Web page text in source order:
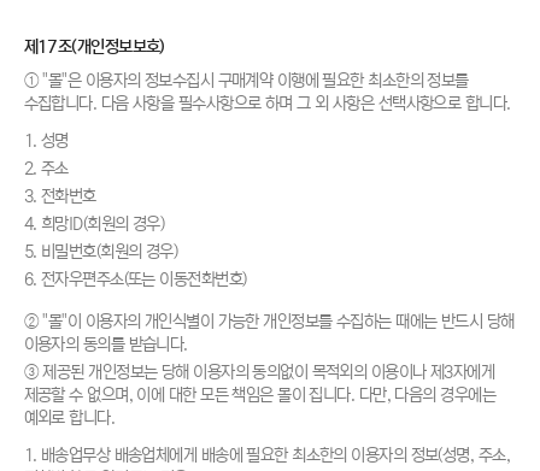
제17조(개인정보보호)
① "몰"은 이용자의 정보수집시 구매계약 이행에 필요한 최소한의 정보를
수집합니다. 다음 사항을 필수사항으로 하며 그 외 사항은 선택사항으로 합니다.
1. 성명
2. 주소
3. 전화번호
4. 희망ID(회원의 경우)
5. 비밀번호(회원의 경우)
6. 전자우편주소(또는 이동전화번호)
② "몰"이 이용자의 개인식별이 가능한 개인정보를 수집하는 때에는 반드시 당해
이용자의 동의를 받습니다.
③ 제공된 개인정보는 당해 이용자의 동의없이 목적외의 이용이나 제3자에게
제공할 수 없으며, 이에 대한 모든 책임은 몰이 집니다. 다만, 다음의 경우에는
예외로 합니다.
1. 배송업무상 배송업체에게 배송에 필요한 최소한의 이용자의 정보(성명, 주소,